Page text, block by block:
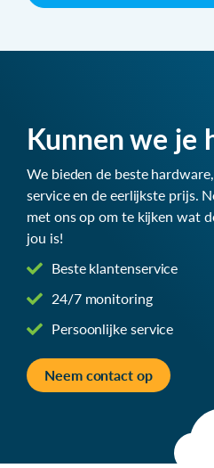
Kunnen we je
We bieden de beste
service en de eerlijkste prijs.
met ons op om te kijken wat
jou is!
Beste klantenservice
24/7 monitoring
Persoonlijke service
Neem contact op